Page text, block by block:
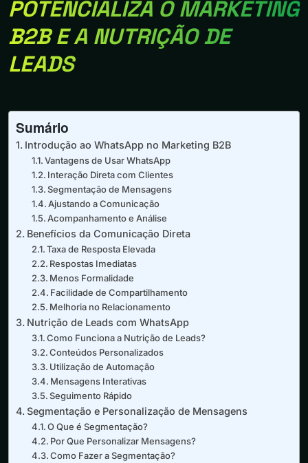
POTENCIALIZA O MARKETING
B2B E A NUTRIÇÃO DE
LEADS
Sumário
Introdução ao WhatsApp no Marketing B2B
Vantagens de Usar WhatsApp
Interação Direta com Clientes
Segmentação de Mensagens
Ajustando a Comunicação
Acompanhamento e Análise
Benefícios da Comunicação Direta
Taxa de Resposta Elevada
Respostas Imediatas
Menos Formalidade
Facilidade de Compartilhamento
Melhoria no Relacionamento
Nutrição de Leads com WhatsApp
Como Funciona a Nutrição de Leads?
Conteúdos Personalizados
Utilização de Automação
Mensagens Interativas
Seguimento Rápido
Segmentação e Personalização de Mensagens
O Que é Segmentação?
Por Que Personalizar Mensagens?
Como Fazer a Segmentação?